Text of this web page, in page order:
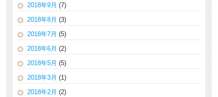
2018年9月 (7)
2018年8月 (3)
2018年7月 (5)
2018年6月 (2)
2018年5月 (5)
2018年3月 (1)
2018年2月 (2)